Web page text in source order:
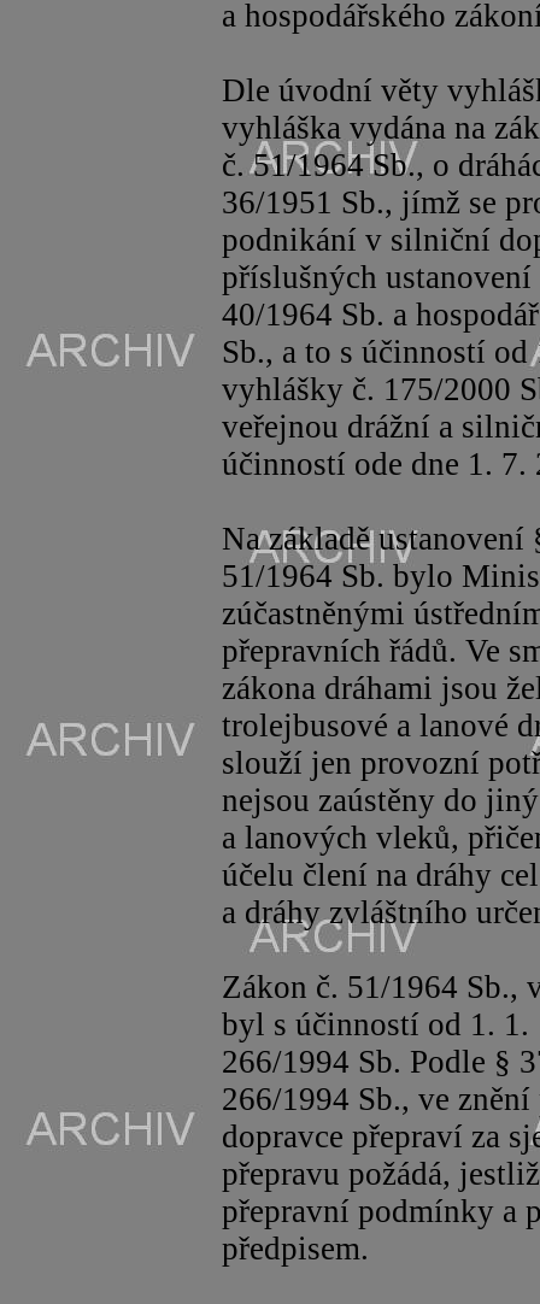
a hospodářského
Dle úvodní věty
vyhláška vydána na
č. 51/1964 Sb., o
36/1951 Sb., jímž se
podnikání v silniční
příslušných
40/1964 Sb. a
Sb., a to s účinností
vyhlášky č. 175/2000
veřejnou drážní a
účinností ode dne 1. 7.
Na základě
51/1964 Sb. bylo
zúčastněnými
přepravních řádů. Ve
zákona dráhami jsou
trolejbusové a lanové
slouží jen provozní
nejsou zaústěny do
a lanových vleků,
účelu člení na dráhy
a dráhy zvláštního
Zákon č. 51/1964 Sb.,
byl s účinností od 1. 1.
266/1994 Sb. Podle §
266/1994 Sb., ve
dopravce přepraví za
přepravu požádá,
přepravní podmínky a
předpisem.